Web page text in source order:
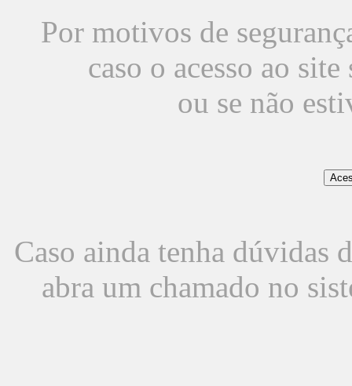
Por motivos de
caso o acesso ao
ou se não
Caso ainda tenha dúvidas
abra um chamado no